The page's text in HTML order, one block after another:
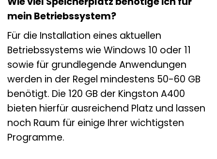
mein Betriebssystem?
Für die Installation eines aktuellen
Betriebssystems wie Windows 10 oder 11
sowie für grundlegende Anwendungen
werden in der Regel mindestens 50-60 GB
benötigt. Die 120 GB der Kingston A400
bieten hierfür ausreichend Platz und lassen
noch Raum für einige Ihrer wichtigsten
Programme.